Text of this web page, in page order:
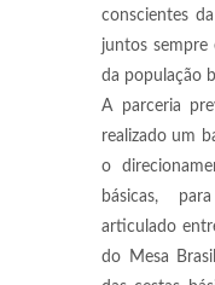
conscientes
juntos sempre
da população
A parceria
realizado um
o
básicas,
articulado
do Mesa